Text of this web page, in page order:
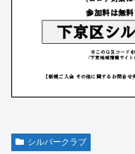
シルバークラブ